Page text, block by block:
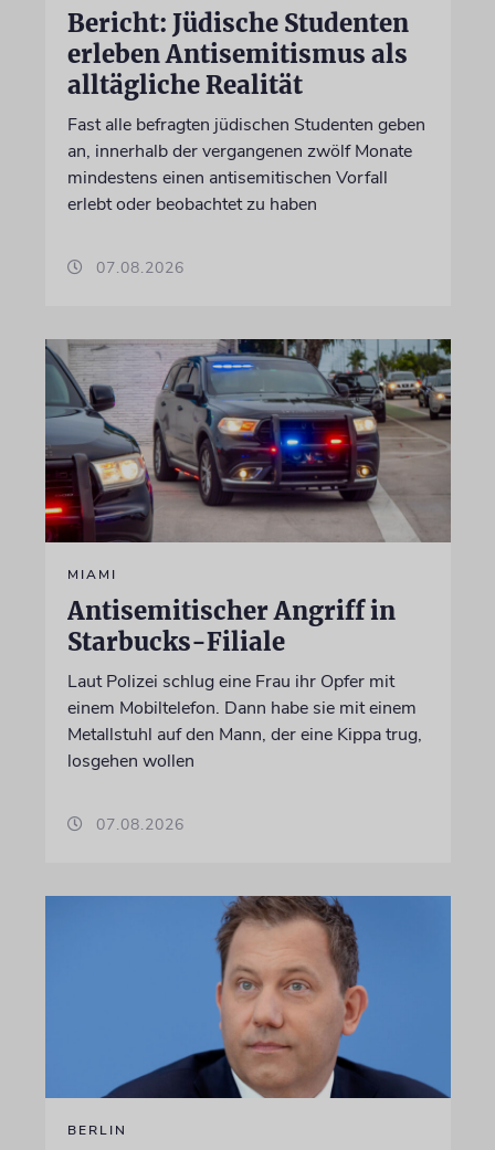
Bericht: Jüdische Studenten
erleben Antisemitismus als
alltägliche Realität
Fast alle befragten jüdischen Studenten geben
an, innerhalb der vergangenen zwölf Monate
mindestens einen antisemitischen Vorfall
erlebt oder beobachtet zu haben
07.08.2026
MIAMI
Antisemitischer Angriff in
Starbucks-Filiale
Laut Polizei schlug eine Frau ihr Opfer mit
einem Mobiltelefon. Dann habe sie mit einem
Metallstuhl auf den Mann, der eine Kippa trug,
losgehen wollen
07.08.2026
BERLIN